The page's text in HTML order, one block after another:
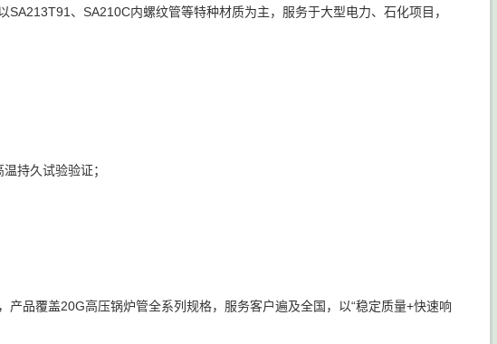
、SA210C内螺纹管等特种材质为主，服务于大型电力、石化项目，
持久试验验证；
品覆盖20G高压锅炉管全系列规格，服务客户遍及全国，以“稳定质量+快速响